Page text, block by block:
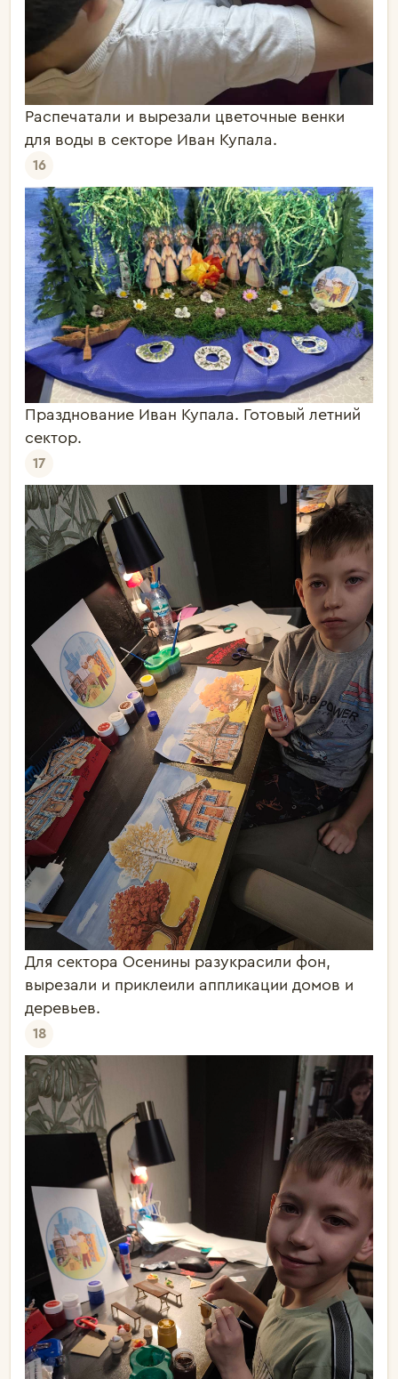
Распечатали и вырезали цветочные венки
для воды в секторе Иван Купала.
16
Празднование Иван Купала. Готовый летний
сектор.
17
Для сектора Осенины разукрасили фон,
вырезали и приклеили аппликации домов и
деревьев.
18